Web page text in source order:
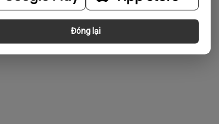
Đóng lại